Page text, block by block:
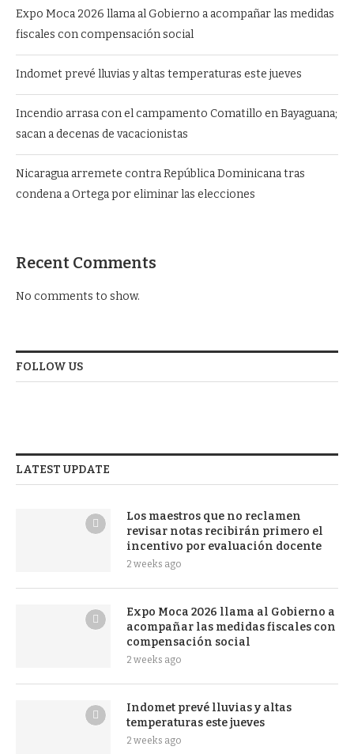
Expo Moca 2026 llama al Gobierno a acompañar las medidas
fiscales con compensación social
Indomet prevé lluvias y altas temperaturas este jueves
Incendio arrasa con el campamento Comatillo en Bayaguana;
sacan a decenas de vacacionistas
Nicaragua arremete contra República Dominicana tras
condena a Ortega por eliminar las elecciones
Recent Comments
No comments to show.
FOLLOW US
LATEST UPDATE
Los maestros que no reclamen
revisar notas recibirán primero el
incentivo por evaluación docente
2 weeks ago
Expo Moca 2026 llama al Gobierno a
acompañar las medidas fiscales con
compensación social
2 weeks ago
Indomet prevé lluvias y altas
temperaturas este jueves
2 weeks ago